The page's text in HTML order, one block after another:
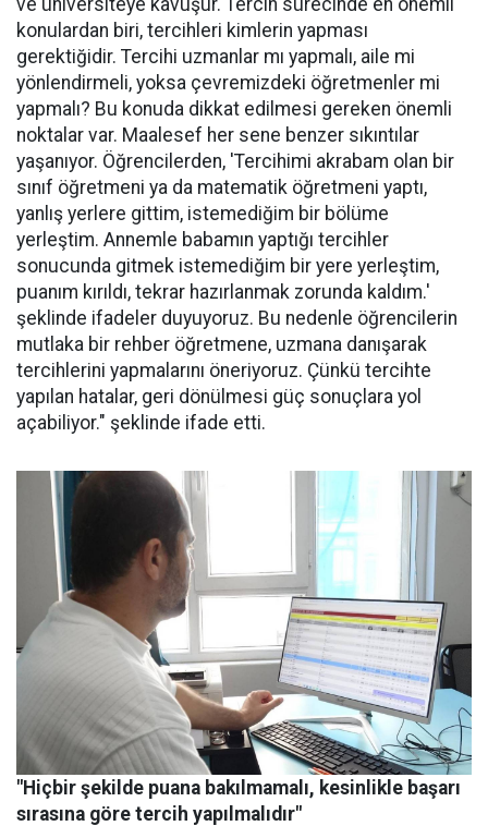
ve üniversiteye kavuşur. Tercih sürecinde en önemli
konulardan biri, tercihleri kimlerin yapması
gerektiğidir. Tercihi uzmanlar mı yapmalı, aile mi
yönlendirmeli, yoksa çevremizdeki öğretmenler mi
yapmalı? Bu konuda dikkat edilmesi gereken önemli
noktalar var. Maalesef her sene benzer sıkıntılar
yaşanıyor. Öğrencilerden, 'Tercihimi akrabam olan bir
sınıf öğretmeni ya da matematik öğretmeni yaptı,
yanlış yerlere gittim, istemediğim bir bölüme
yerleştim. Annemle babamın yaptığı tercihler
sonucunda gitmek istemediğim bir yere yerleştim,
puanım kırıldı, tekrar hazırlanmak zorunda kaldım.'
şeklinde ifadeler duyuyoruz. Bu nedenle öğrencilerin
mutlaka bir rehber öğretmene, uzmana danışarak
tercihlerini yapmalarını öneriyoruz. Çünkü tercihte
yapılan hatalar, geri dönülmesi güç sonuçlara yol
açabiliyor." şeklinde ifade etti.
"Hiçbir şekilde puana bakılmamalı, kesinlikle başarı
sırasına göre tercih yapılmalıdır"